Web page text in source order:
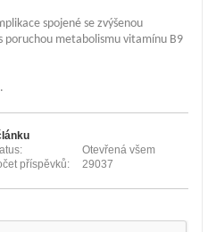
spojené se zvýšenou
poruchou metabolismu vitamínu B9
.
Otevřená všem
příspěvků:
29037